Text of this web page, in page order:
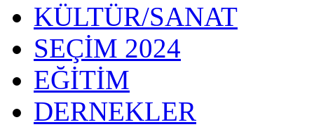
KÜLTÜR/SANAT
SEÇİM 2024
EĞİTİM
DERNEKLER